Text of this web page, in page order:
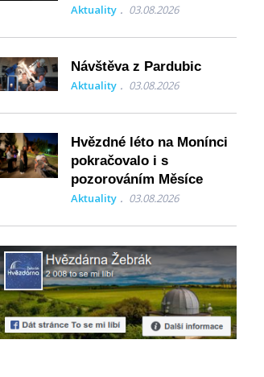
Aktuality 03.08.2026
Návštěva z Pardubic
Aktuality 03.08.2026
Hvězdné léto na Monínci
pokračovalo i s
pozorováním Měsíce
Aktuality 03.08.2026